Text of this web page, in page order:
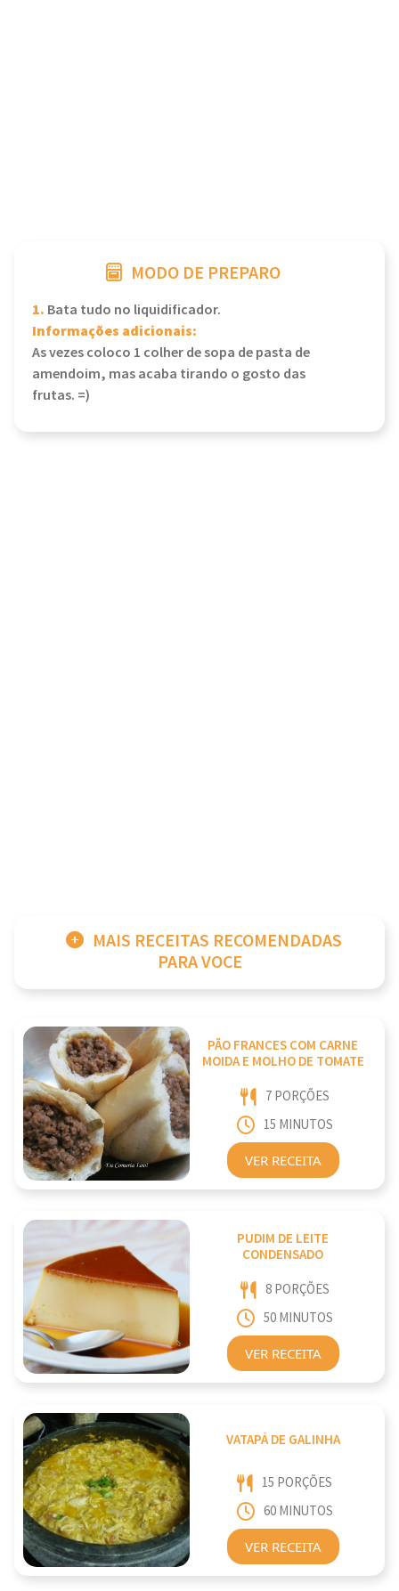
MODO DE PREPARO
1. Bata tudo no liquidificador.
Informações adicionais:
As vezes coloco 1 colher de sopa de pasta de
amendoim, mas acaba tirando o gosto das
frutas. =)
MAIS RECEITAS RECOMENDADAS
PARA VOCE
PÃO FRANCES COM CARNE
MOIDA E MOLHO DE TOMATE
7 PORÇÕES
15 MINUTOS
VER RECEITA
PUDIM DE LEITE
CONDENSADO
8 PORÇÕES
50 MINUTOS
VER RECEITA
VATAPÁ DE GALINHA
15 PORÇÕES
60 MINUTOS
VER RECEITA